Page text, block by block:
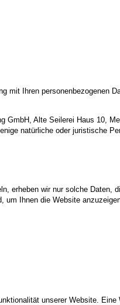
mit Ihren personenbezogenen
GmbH, Alte Seilerei Haus 10,
natürliche oder juristische
erheben wir nur solche Daten,
um Ihnen die Website
unserer Website. Eine